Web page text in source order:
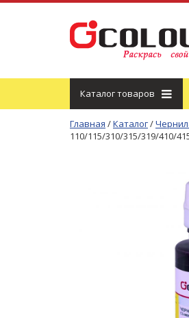
Каталогтоваров
Главная /Каталог/
110/115/310/315/319/410/